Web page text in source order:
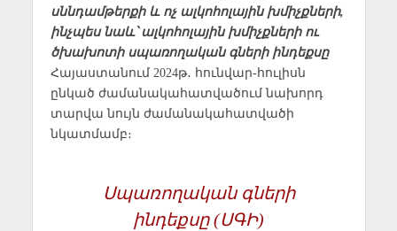
սննդամթերքի և ոչ ալկոհոլային խմիչքների,
ինչպես նաև՝ ալկոհոլային խմիչքների ու
ծխախոտի սպառողական գների ինդեքսը
Հայաստանում 2024թ․ հունվար-հուլիսն
ընկած ժամանակահատվածում նախորդ
տարվա նույն ժամանակահատվածի
նկատմամբ։
Սպառողական գների
ինդեքսը (ՍԳԻ)